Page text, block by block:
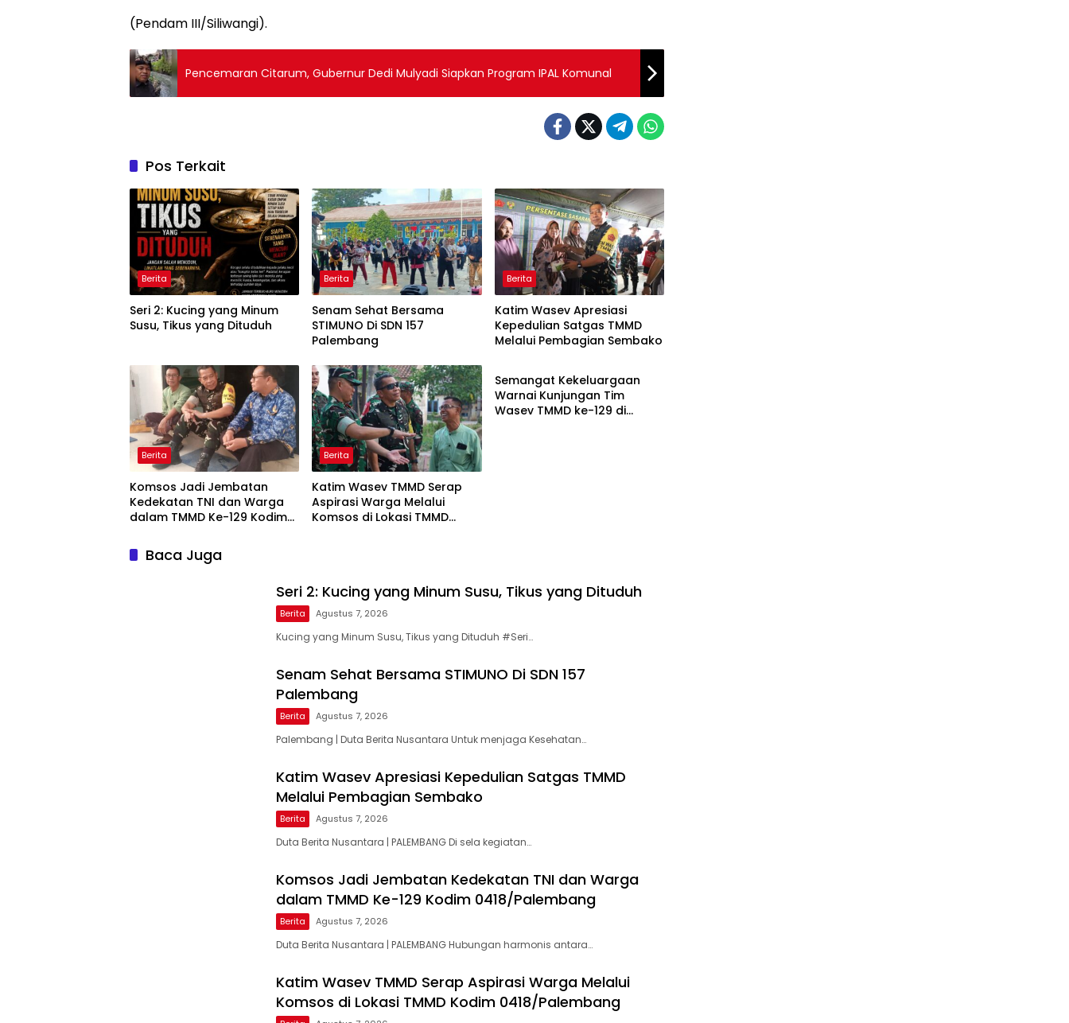
(Pendam III/Siliwangi).
Pencemaran Citarum, Gubernur Dedi Mulyadi Siapkan Program IPAL Komunal
Pos Terkait
Berita
Seri 2: Kucing yang Minum
Susu, Tikus yang Dituduh
Berita
Senam Sehat Bersama
STIMUNO Di SDN 157
Palembang
Berita
Katim Wasev Apresiasi
Kepedulian Satgas TMMD
Melalui Pembagian Sembako
Berita
Komsos Jadi Jembatan
Kedekatan TNI dan Warga
dalam TMMD Ke-129 Kodim
Berita
Katim Wasev TMMD Serap
Aspirasi Warga Melalui
Komsos di Lokasi TMMD
Berita
Semangat Kekeluargaan
Warnai Kunjungan Tim
Wasev TMMD ke-129 di
Baca Juga
Seri 2: Kucing yang Minum Susu, Tikus yang Dituduh
Berita Agustus 7, 2026
Kucing yang Minum Susu, Tikus yang Dituduh #Seri…
Senam Sehat Bersama STIMUNO Di SDN 157
Palembang
Berita Agustus 7, 2026
Palembang | Duta Berita Nusantara Untuk menjaga Kesehatan…
Katim Wasev Apresiasi Kepedulian Satgas TMMD
Melalui Pembagian Sembako
Berita Agustus 7, 2026
Duta Berita Nusantara | PALEMBANG Di sela kegiatan…
Komsos Jadi Jembatan Kedekatan TNI dan Warga
dalam TMMD Ke-129 Kodim 0418/Palembang
Berita Agustus 7, 2026
Duta Berita Nusantara | PALEMBANG Hubungan harmonis antara…
Katim Wasev TMMD Serap Aspirasi Warga Melalui
Komsos di Lokasi TMMD Kodim 0418/Palembang